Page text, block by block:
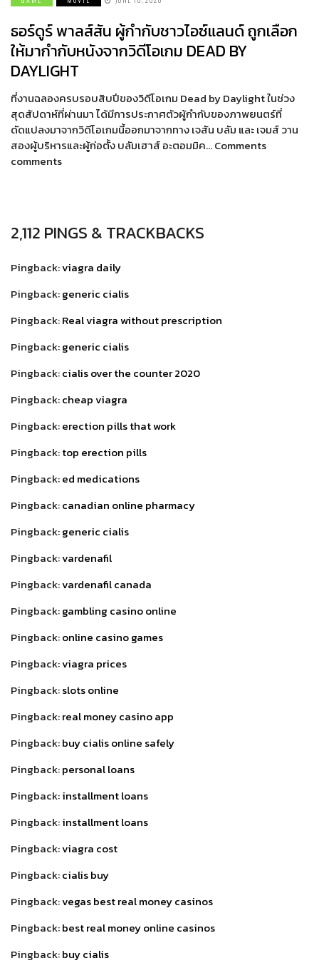
ธอร์ดูร์ พาลส์สัน ผู้กำกับชาวไอซ์แลนด์ ถูกเลือก
ให้มากำกับหนังจากวิดีโอเกม DEAD BY
DAYLIGHT
ที่งานฉลองครบรอบสิบปีของวิดีโอเกม Dead by Daylight ในช่วง
สุดสัปดาห์ที่ผ่านมา ได้มีการประกาศตัวผู้กำกับของภาพยนตร์ที่
ดัดแปลงมาจากวิดีโอเกมนี้ออกมาจากทาง เจสัน บลัม และ เจมส์ วาน
สองผู้บริหารและผู้ก่อตั้ง บลัมเฮาส์ อะตอมมิค… Comments
comments
2,112 PINGS & TRACKBACKS
Pingback:viagra daily
Pingback:generic cialis
Pingback:Real viagra without prescription
Pingback:generic cialis
Pingback:cialis over the counter 2020
Pingback:cheap viagra
Pingback:erection pills that work
Pingback:top erection pills
Pingback:ed medications
Pingback:canadian online pharmacy
Pingback:generic cialis
Pingback:vardenafil
Pingback:vardenafil canada
Pingback:gambling casino online
Pingback:online casino games
Pingback:viagra prices
Pingback:slots online
Pingback:real money casino app
Pingback:buy cialis online safely
Pingback:personal loans
Pingback:installment loans
Pingback:installment loans
Pingback:viagra cost
Pingback:cialis buy
Pingback:vegas best real money casinos
Pingback:best real money online casinos
Pingback:buy cialis